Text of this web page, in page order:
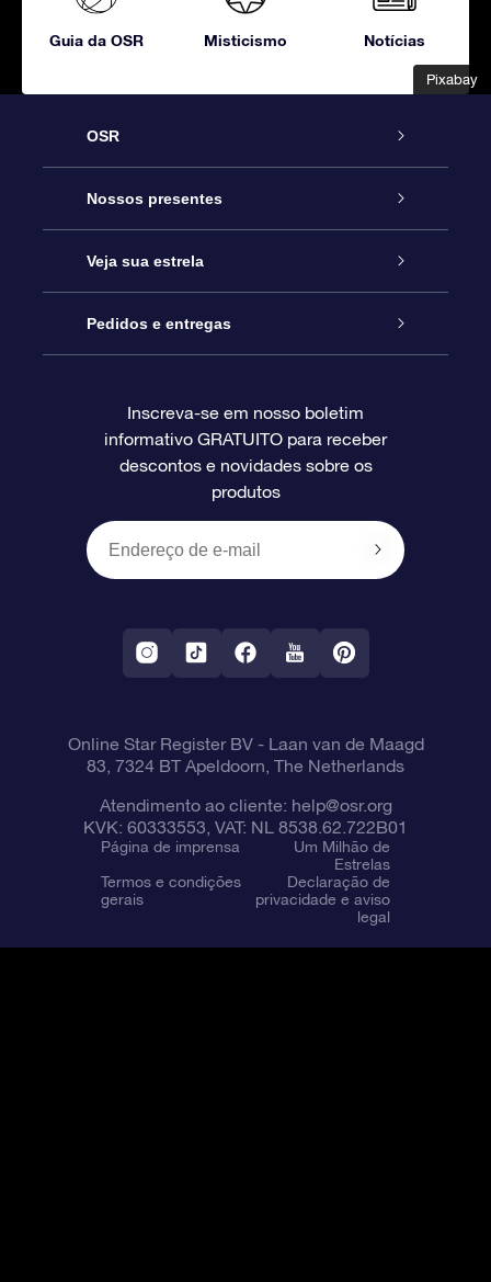
Pixabay
Pixabay
Guia da OSR Misticismo Notícias
OSR
Serviço
Entre em contato conosco
Blog
Avaliações
Nossos presentes
Presente estrelar on-line
Pacote de presente da OSR
O cartão de presente da OSR
Presentes corporativos
Veja sua estrela
Star Register
Página estelar personalizada
Um Milhão de Estrelas
OSR Starsaver
Aplicativo RV Fly me to the stars
Pedidos e entregas
Informações de pagamento
Política de devolução
Constelações
Inscreva-se em nosso boletim
informativo GRATUITO para receber
descontos e novidades sobre os
produtos
Online Star Register BV- Laan van de Maagd
83, 7324 BT Apeldoorn, The Netherlands
Atendimento ao cliente: help@osr.org
KVK: 60333553, VAT: NL 8538.62.722B01
Página de imprensa
Um Milhão de
Estrelas
Termos e condições
gerais
Declaração de
privacidade e aviso
legal